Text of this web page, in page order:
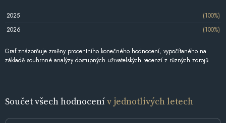
2025
(100%)
2026
(100%)
Graf znázorňuje změny procentního konečného hodnocení, vypočítaného na
základě souhrnné analýzy dostupných uživatelských recenzí z různých zdrojů.
Součet všech hodnocenív jednotlivých letech